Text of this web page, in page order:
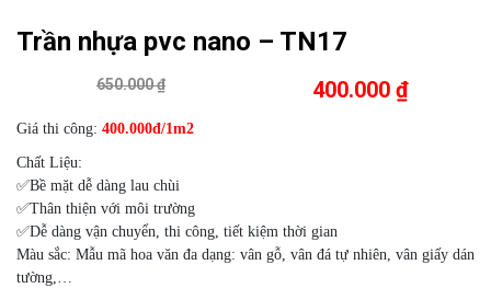
Trần nhựa pvc nano – TN17
650.000 ₫ 400.000 ₫
Giá thi công: 400.000đ/1m2
Chất Liệu:
✅Bề mặt dễ dàng lau chùi
✅Thân thiện với môi trường
✅Dễ dàng vận chuyển, thi công, tiết kiệm thời gian
Màu sắc: Mẫu mã hoa văn đa dạng: vân gỗ, vân đá tự nhiên, vân giấy dán
tường,…